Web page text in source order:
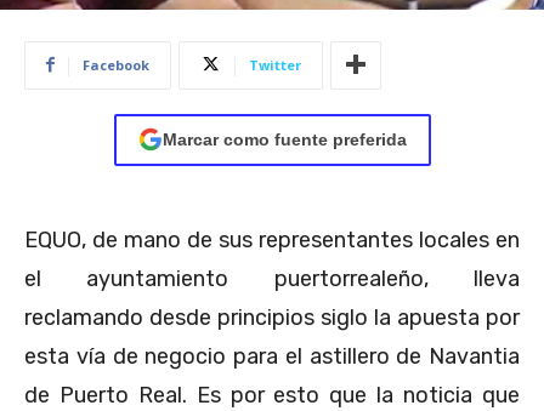
Facebook Twitter
Marcar como fuente preferida
EQUO, de mano de sus representantes locales en
el ayuntamiento puertorrealeño, lleva
reclamando desde principios siglo la apuesta por
esta vía de negocio para el astillero de Navantia
de Puerto Real. Es por esto que la noticia que